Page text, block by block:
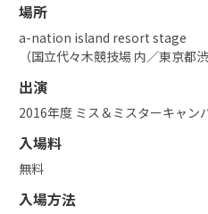
場所
a-nation island resort stage
（国立代々木競技場 内／東京都渋
出演
2016年度 ミス＆ミスターキャ
入場料
無料
入場方法